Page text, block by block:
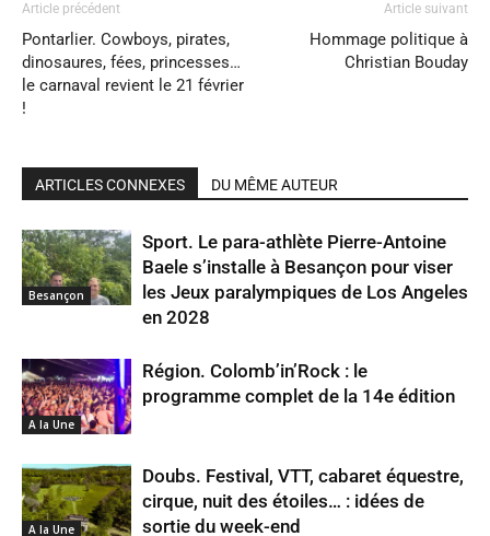
Article précédent
Pontarlier. Cowboys, pirates,
dinosaures, fées, princesses…
le carnaval revient le 21 février
!
Article suivant
Hommage politique à
Christian Bouday
ARTICLES CONNEXES DU MÊME AUTEUR
Besançon
Sport. Le para-athlète Pierre-Antoine
Baele s’installe à Besançon pour viser
les Jeux paralympiques de Los Angeles
en 2028
A la Une
Région. Colomb’in’Rock : le
programme complet de la 14e édition
A la Une
Doubs. Festival, VTT, cabaret équestre,
cirque, nuit des étoiles… : idées de
sortie du week-end